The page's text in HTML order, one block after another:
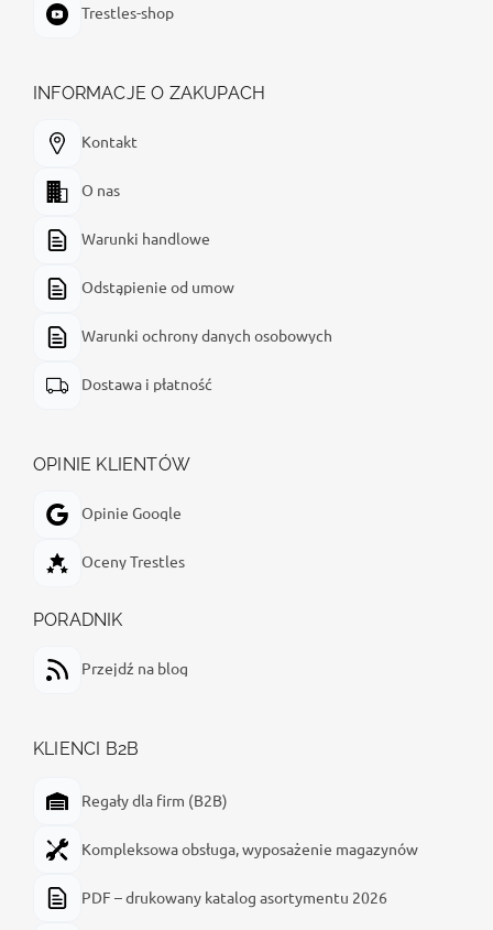
Trestles-shop
INFORMACJE O ZAKUPACH
Kontakt
O nas
Warunki handlowe
Odstąpienie od umow
Warunki ochrony danych osobowych
Dostawa i płatność
OPINIE KLIENTÓW
Opinie Google
Oceny Trestles
PORADNIK
Przejdź na blog
KLIENCI B2B
Regały dla firm (B2B)
Kompleksowa obsługa, wyposażenie magazynów
PDF – drukowany katalog asortymentu 2026